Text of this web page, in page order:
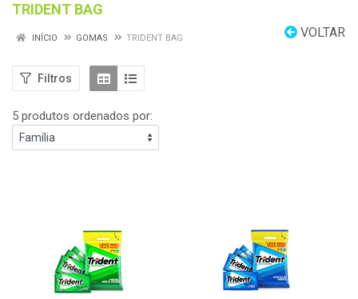
TRIDENT BAG
VOLTAR
INÍCIO GOMAS TRIDENT BAG
Filtros
5 produtos ordenados por: